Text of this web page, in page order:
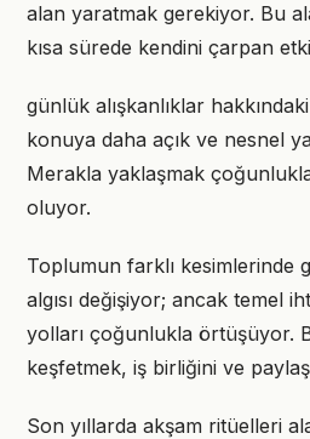
alan yaratmak gerekiyor. Bu
kısa sürede kendini çarpan
günlük alışkanlıklar
konuya daha açık ve nesnel
Merakla yaklaşmak
oluyor.
Toplumun farklı kesimlerinde
algısı değişiyor; ancak temel
yolları çoğunlukla örtüşüyor.
keşfetmek, iş birliğini ve
Son yıllarda akşam ritüelleri